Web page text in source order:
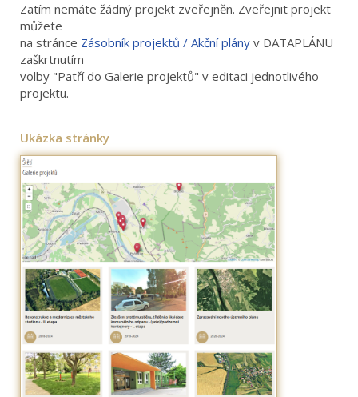
Zatím nemáte žádný projekt zveřejněn. Zveřejnit projekt
můžete
na stránce Zásobník projektů / Akční plány v DATAPLÁNU
zaškrtnutím
volby "Patří do Galerie projektů" v editaci jednotlivého
projektu.
Ukázka stránky